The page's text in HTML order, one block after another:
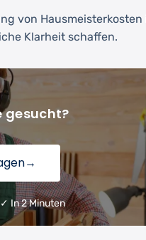
von Hausmeisterkosten
Klarheit schaffen.
gesucht?
→
✓ In 2 Minuten